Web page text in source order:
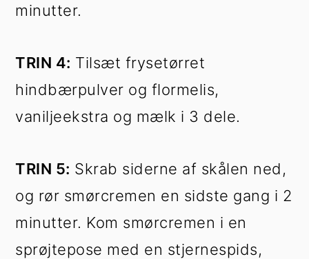
minutter.
TRIN 4: Tilsæt frysetørret
hindbærpulver og flormelis,
vaniljeekstra og mælk i 3 dele.
TRIN 5: Skrab siderne af skålen ned,
og rør smørcremen en sidste gang i 2
minutter. Kom smørcremen i en
sprøjtepose med en stjernespids,